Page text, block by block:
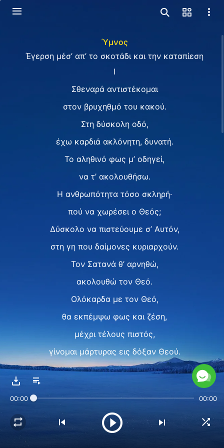
Ύμνος
Έγερση μέσ’ απ’ το σκοτάδι και την καταπίεση
I
Σθεναρά αντιστέκομαι
στον βρυχηθμό του κακού.
Στη δύσκολη οδό,
έχω καρδιά ακλόνητη, δυνατή.
Το αληθινό φως μ’ οδηγεί,
να τ’ ακολουθήσω.
Η ανθρωπότητα τόσο σκληρή·
πού να χωρέσει ο Θεός;
Δύσκολο να πιστεύουμε σ’ Αυτόν,
στη γη που δαίμονες κυριαρχούν.
Τον Σατανά θ’ αρνηθώ,
ακολουθώ τον Θεό.
Ολόκαρδα με τον Θεό,
θα εκπέμψω φως και ζέση,
μέχρι τέλους πιστός,
γίνομαι μάρτυρας εις δόξαν Θεού.
Παρά τον εξευγενισμό Του,
Ο Σατανάς σέρνεται μπροστά μου,
00:00 00:00